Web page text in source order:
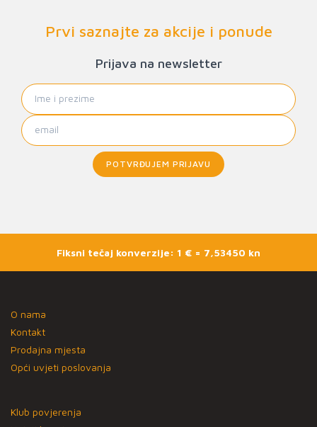
Prvi saznajte za akcije i ponude
Prijava na newsletter
POTVRĐUJEM PRIJAVU
Fiksni tečaj konverzije: 1 € = 7,53450 kn
O nama
Kontakt
Prodajna mjesta
Opći uvjeti poslovanja
Klub povjerenja